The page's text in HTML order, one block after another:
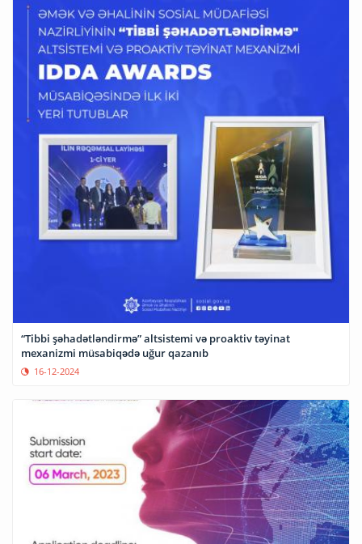
“Tibbi şəhadətləndirmə” altsistemi və proaktiv təyinat
mexanizmi müsabiqədə uğur qazanıb
16-12-2024